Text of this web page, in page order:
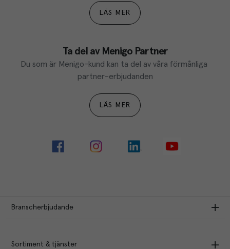
LÄS MER
Ta del av Menigo Partner
Du som är Menigo-kund kan ta del av våra förmånliga
partner-erbjudanden
LÄS MER
Branscherbjudande
Sortiment & tjänster